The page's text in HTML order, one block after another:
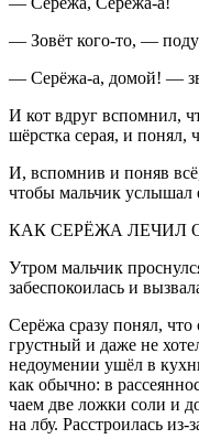
— Зовёт кого-то, —
— Серёжа-а, домой! —
И кот вдруг вспомнил,
шёрстка серая, и понял,
И, вспомнив и поняв
чтобы мальчик услышал
КАК СЕРЁЖА ЛЕЧИЛ
Утром мальчик
забеспокоилась и
Серёжа сразу понял,
грустный и даже не
недоумении ушёл в
как обычно: в
чаем две ложки соли и
на лбу. Расстроилась